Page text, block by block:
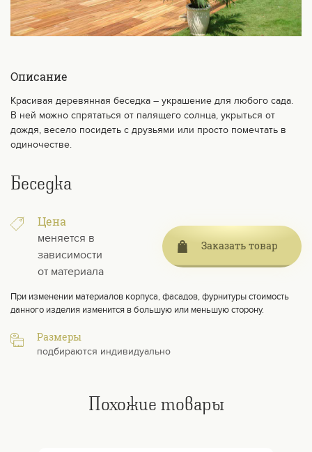
Описание
Красивая деревянная беседка – украшение для любого сада.
В ней можно спрятаться от палящего солнца, укрыться от
дождя, весело посидеть с друзьями или просто помечтать в
одиночестве.
Беседка
Цена
меняется в
зависимости
от материала
Заказать товар
При изменении материалов корпуса, фасадов, фурнитуры стоимость
данного изделия изменится в большую или меньшую сторону.
Размеры
подбираются индивидуально
Похожие товары